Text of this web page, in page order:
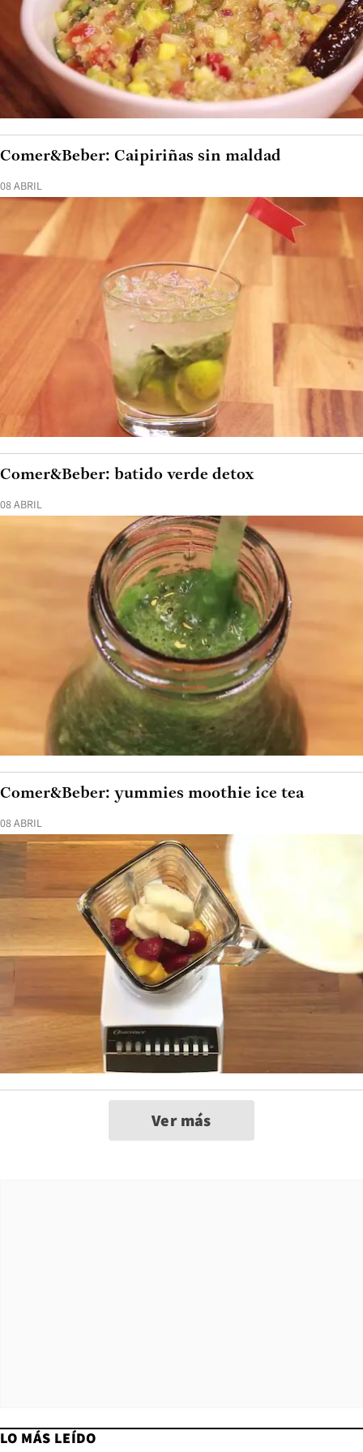
08 ABRIL
Comer&Beber: Caipiriñas sin maldad
08 ABRIL
Comer&Beber: batido verde detox
08 ABRIL
Comer&Beber: yummies moothie ice tea
Ver más
LO MÁS LEÍDO